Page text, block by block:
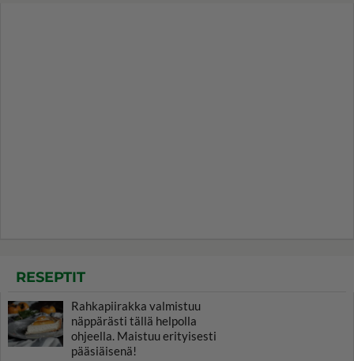
RESEPTIT
Rahkapiirakka valmistuu
näppärästi tällä helpolla
ohjeella. Maistuu erityisesti
pääsiäisenä!